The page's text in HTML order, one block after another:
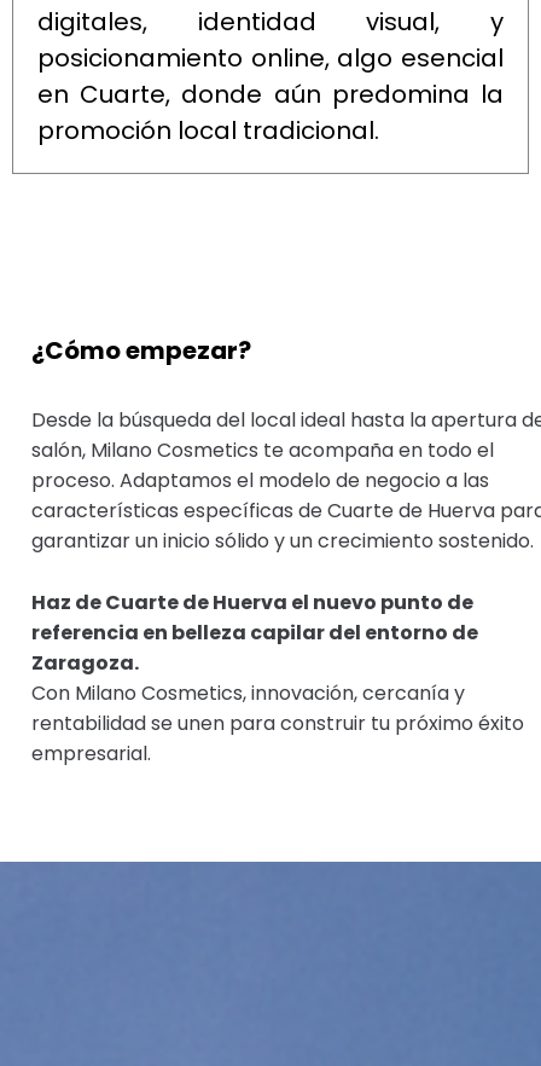
digitales, identidad visual, y
posicionamiento online, algo esencial
en Cuarte, donde aún predomina la
promoción local tradicional.
¿Cómo empezar?
Desde la búsqueda del local ideal hasta la apertura
salón, Milano Cosmetics te acompaña en todo el
proceso. Adaptamos el modelo de negocio a las
características específicas de Cuarte de Huerva
garantizar un inicio sólido y un crecimiento sostenido.
Haz de Cuarte de Huerva el nuevo punto de
referencia en belleza capilar del entorno de
Zaragoza.
Con Milano Cosmetics, innovación, cercanía y
rentabilidad se unen para construir tu próximo éxito
empresarial.